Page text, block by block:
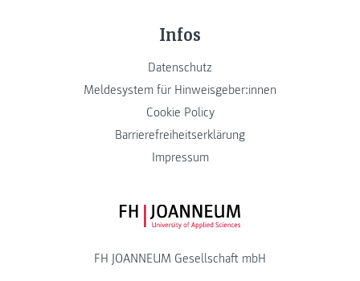
Infos
Datenschutz
Meldesystem für Hinweisgeber:innen
Cookie Policy
Barrierefreiheitserklärung
Impressum
FH JOANNEUM Logo
FH JOANNEUM Gesellschaft mbH